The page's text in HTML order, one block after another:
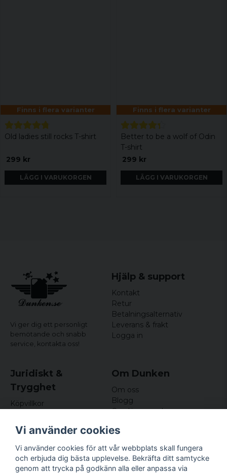
Finns i flera varianter
Old ladies still rocks T-shirt
299 kr
LÄGG I VARUKORGEN
Finns i flera varianter
Better to be a wolf of Odin
T-shirt
299 kr
LÄGG I VARUKORGEN
Vi ger dig ett personligt
bemötande och snabb
service, kontakta oss!
Hjälp & support
Kontakt
Retur
Betalningsalternativ
Leverans & frakt
Logga in
Juridiskt &
Trygghet
Köpvillkor
Om cookies
Om Dunken
Om oss
Blogg
Omdömen och
Nyhetsbrev
Kundklubb
Företagsuppgifter
Vi använder cookies
Vi använder cookies för att vår webbplats skall fungera
och erbjuda dig bästa upplevelse. Bekräfta ditt samtycke
genom att trycka på godkänn alla eller anpassa via